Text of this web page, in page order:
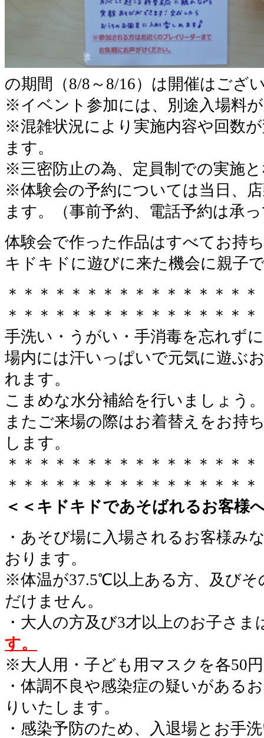
の期間（8/8～8/16）は開催はござ
※イベント参加には、別途入場料
※混雑状況により実施内容や回数
ます。
※三密防止の為、定員制での実施
※体験会の予約については当日、
ます。（事前予約、電話予約は承
体験会で作った作品はすべてお持
キドキドに遊びに来た機会に親子
＊＊＊＊＊＊＊＊＊＊＊＊＊＊＊
＊＊＊＊＊＊＊＊＊＊＊＊＊＊＊＊
手洗い・うがい・手消毒を忘れず
場内には汗いっぱいで元気に遊ぶ
れます。
こまめな水分補給を行いましょう
またご来場の際はお着替えをお持
します。
＊＊＊＊＊＊＊＊＊＊＊＊＊＊＊
＊＊＊＊＊＊＊＊＊＊＊＊＊＊＊＊
＜＜キドキドであそばれるお客様
・あそび場に入場されるお客様み
おります。
※体温が37.5℃以上ある方、及びそ
だけません。
・大人の方及び3才以上のお子さま
す。
※大人用・子ども用マスクを各50
・体調不良や感染症の疑いがある
りいたします。
・感染予防のため、入退場とお手